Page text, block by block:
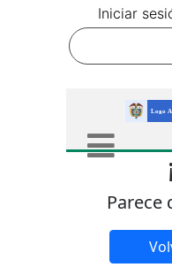
Iniciar
Parece